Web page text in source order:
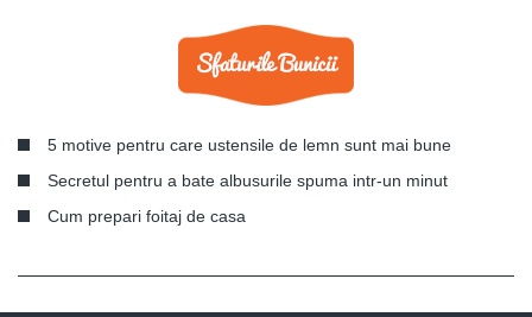
5 motive pentru care ustensile de lemn sunt mai bune
Secretul pentru a bate albusurile spuma intr-un minut
Cum prepari foitaj de casa